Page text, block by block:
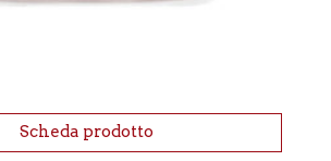
Scheda prodotto